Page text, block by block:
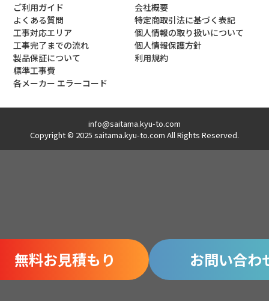
ご利用ガイド
よくある質問
工事対応エリア
工事完了までの流れ
製品保証について
標準工事費
各メーカー エラーコード
会社概要
特定商取引法に基づく表記
個人情報の取り扱いについて
個人情報保護方針
利用規約
info@saitama.kyu-to.com
Copyright © 2025 saitama.kyu-to.com All Rights Reserved.
無料お見積もり お問い合わ